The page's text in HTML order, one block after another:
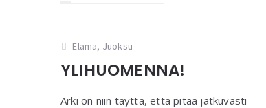
Elämä, Juoksu
YLIHUOMENNA!
Arki on niin täyttä, että pitää jatkuvasti